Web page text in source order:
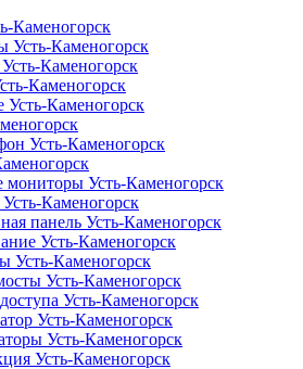
Каменогорск
Усть-Каменогорск
Каменогорск
Каменогорск
Усть-Каменогорск
Усть-Каменогорск
мониторы Усть-Каменогорск
Каменогорск
панель Усть-Каменогорск
Усть-Каменогорск
Усть-Каменогорск
Усть-Каменогорск
Усть-Каменогорск
Усть-Каменогорск
Усть-Каменогорск
Усть-Каменогорск